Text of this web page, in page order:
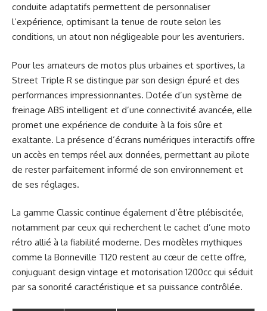
conduite adaptatifs permettent de personnaliser
l’expérience, optimisant la tenue de route selon les
conditions, un atout non négligeable pour les aventuriers.
Pour les amateurs de motos plus urbaines et sportives, la
Street Triple R se distingue par son design épuré et des
performances impressionnantes. Dotée d’un système de
freinage ABS intelligent et d’une connectivité avancée, elle
promet une expérience de conduite à la fois sûre et
exaltante. La présence d’écrans numériques interactifs offre
un accès en temps réel aux données, permettant au pilote
de rester parfaitement informé de son environnement et
de ses réglages.
La gamme Classic continue également d’être plébiscitée,
notamment par ceux qui recherchent le cachet d’une moto
rétro allié à la fiabilité moderne. Des modèles mythiques
comme la Bonneville T120 restent au cœur de cette offre,
conjuguant design vintage et motorisation 1200cc qui séduit
par sa sonorité caractéristique et sa puissance contrôlée.